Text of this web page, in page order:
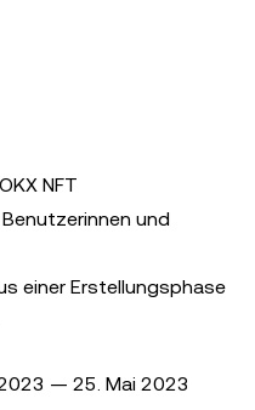
NFT
und
einer Erstellungsphase
— 25. Mai 2023